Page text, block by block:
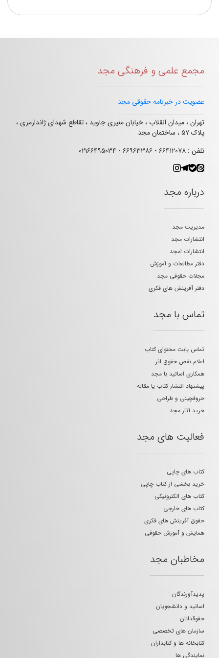
مجمع علمی و فرهنگی مجد
عضویت در خبرنامه حقوقی مجد
تهران ، میدان انقلاب ، خیابان منیری جاوید ، تقاطع شهدای ژاندارمری ،
پلاک ۵۷ ، ساختمان مجد
تلفن : ۶۶۴۱۲۰۷۸ - ۶۶۹۶۳۳۸۶ - ۰۲۱۶۶۴۹۵۰۳۴
درباره مجد
مدیریت مجد
انتشارات مجد
انتشارات امجد
دفتر مطالعات و آموزش
مجلات حقوقی مجد
دفتر آفرینش های فکری
تماس با مجد
تماس بابت محتوای کتاب
اعلام نقض حقوق اثر
همکاری اساتید با مجد
پیشنهاد انتشار کتاب یا مقاله
حروفچینی و طراحی
خرید آثار مجد
فعالیت های مجد
کتاب های چاپی
خرید بخشی از کتاب چاپی
کتاب های الکترونیکی
کتاب های خارجی
حقوق آفرینش های فکری
همایش و آموزش حقوقی
مخاطبان مجد
پدیدآورندگان
اساتید و دانشجویان
حقوقدانان
سازمان های تخصصی
کتابخانه ها و کتابداران
نمایندگی ها